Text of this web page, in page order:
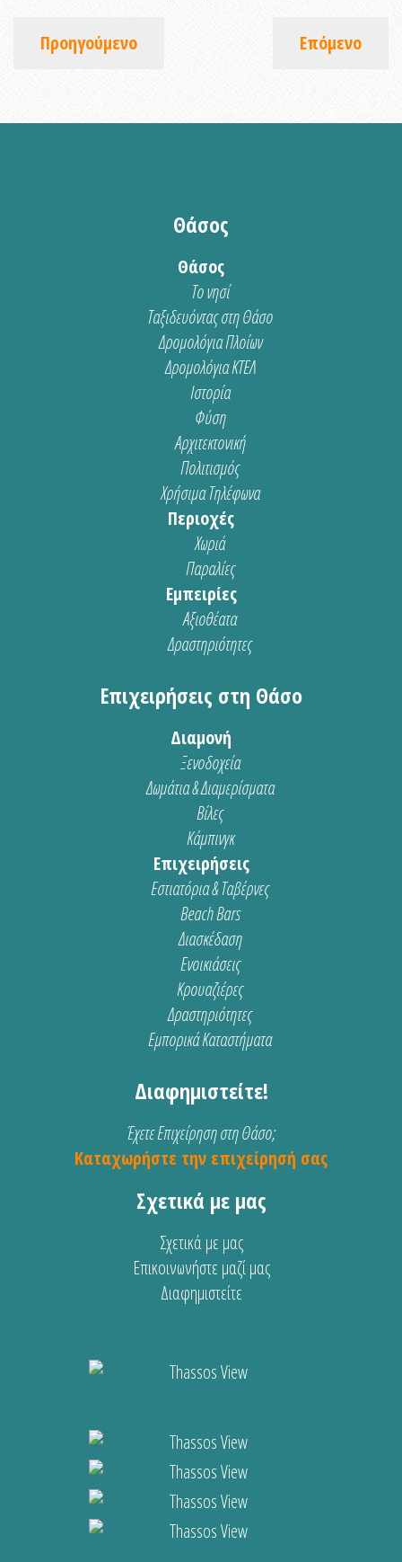
Προηγούμενο Επόμενο
Θάσος
Θάσος
Το νησί
Ταξιδευόντας στη Θάσο
Δρομολόγια Πλοίων
Δρομολόγια ΚΤΕΛ
Ιστορία
Φύση
Αρχιτεκτονική
Πολιτισμός
Χρήσιμα Τηλέφωνα
Περιοχές
Χωριά
Παραλίες
Εμπειρίες
Αξιοθέατα
Δραστηριότητες
Επιχειρήσεις στη Θάσο
Διαμονή
Ξενοδοχεία
Δωμάτια & Διαμερίσματα
Βίλες
Κάμπινγκ
Επιχειρήσεις
Εστιατόρια & Ταβέρνες
Beach Bars
Διασκέδαση
Ενοικιάσεις
Κρουαζιέρες
Δραστηριότητες
Εμπορικά Καταστήματα
Διαφημιστείτε!
Έχετε Επιχείρηση στη Θάσο;
Καταχωρήστε την επιχείρησή σας
Σχετικά με μας
Σχετικά με μας
Επικοινωνήστε μαζί μας
Διαφημιστείτε